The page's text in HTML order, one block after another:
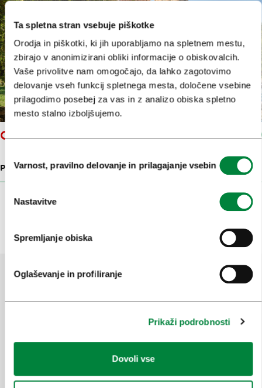
Ta spletna stran vsebuje piškotke
Orodja in piškotki, ki jih uporabljamo na spletnem mestu,
zbirajo v anonimizirani obliki informacije o obiskovalcih.
Vaše privolitve nam omogočajo, da lahko zagotovimo
delovanje vseh funkcij spletnega mesta, določene vsebine
prilagodimo posebej za vas in z analizo obiska spletno
mesto stalno izboljšujemo.
soglasja
Varnost, pravilno delovanje in prilagajanje vsebin
Nastavitve
Spremljanje obiska
Oglaševanje in profiliranje
Prikaži podrobnosti
Dovoli vse
CERKEV SV. JERNEJA
PLEČNIKOVA ARHITEKTURA 373 M
Prikaži več
Pomagajte nam izboljšati spletno
Da Ne